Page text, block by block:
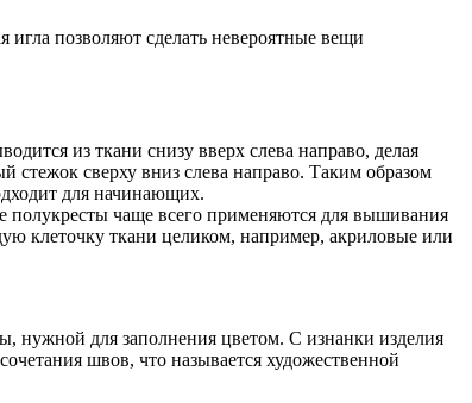
позволяют сделать невероятные вещи
из ткани снизу вверх слева направо, делая
стежок сверху вниз слева направо. Таким образом
для начинающих.
полукресты чаще всего применяются для вышивания
клеточку ткани целиком, например, акриловые или
для заполнения цветом. С изнанки изделия
швов, что называется художественной